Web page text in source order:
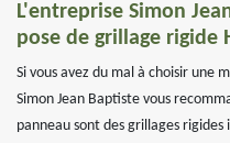
L'entreprise Simon
pose de grillage rigide
Si vous avez du mal à choisir
Simon Jean Baptiste vous
panneau sont des grillages